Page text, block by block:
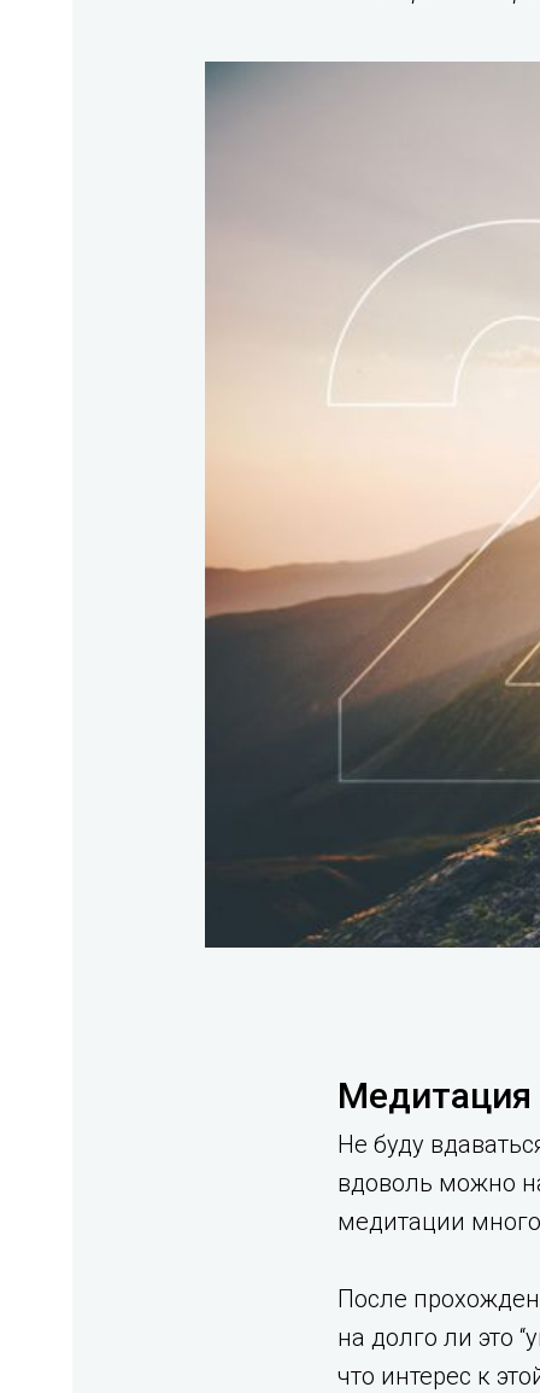
Медитация
Не буду
вдоволь можно
медитации
После
на долго ли это
что интерес к